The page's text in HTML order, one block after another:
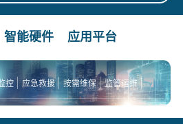
智能硬件 应用平台
控 应急救援 按需维保 监管运维